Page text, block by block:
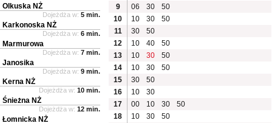
9
06 30
50
10
10 30
50
11
30
50
12
10 40
50
13
10 30
50
14
10 30
50
15
30
50
16
10
30
17
00 10 30
50
18
10 30 50
Olkuska NŻ
Dojeżdża w: 5 min.
Karkonoska NŻ
Dojeżdża w: 6 min.
Marmurowa
Dojeżdża w: 7 min.
Janosika
Dojeżdża w: 9 min.
Kerna NŻ
Dojeżdża w: 10 min.
Śnieżna NŻ
Dojeżdża w: 12 min.
Łomnicka NŻ